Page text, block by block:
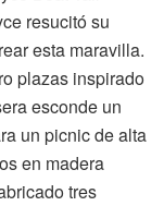
resucitó su
esta maravilla.
plazas inspirado
esconde un
un picnic de alta
en madera
tres